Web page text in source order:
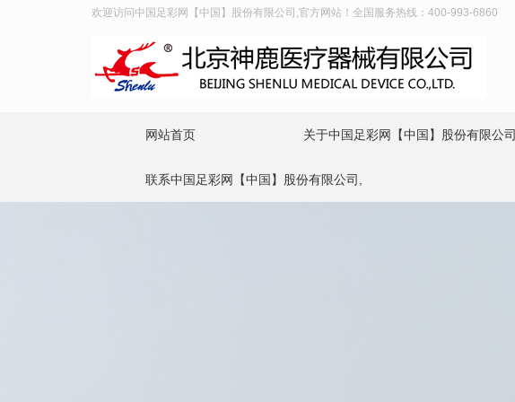
欢迎访问中国足彩网【中国】股份有限公司,官方网站！全国服务热线：400-993-6860
网站首页 关于中国足彩网【中国】股份有限公司,
联系中国足彩网【中国】股份有限公司,